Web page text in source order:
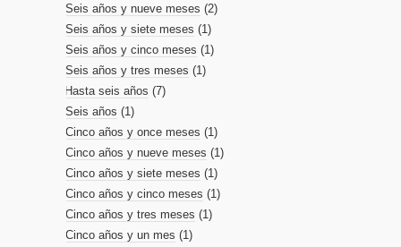
Seis años y nueve meses (2)
Seis años y siete meses (1)
Seis años y cinco meses (1)
Seis años y tres meses (1)
Hasta seis años (7)
Seis años (1)
Cinco años y once meses (1)
Cinco años y nueve meses (1)
Cinco años y siete meses (1)
Cinco años y cinco meses (1)
Cinco años y tres meses (1)
Cinco años y un mes (1)